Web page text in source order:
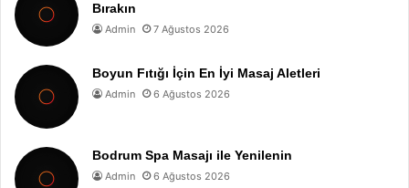
Bırakın
Admin 7 Ağustos 2026
Boyun Fıtığı İçin En İyi Masaj Aletleri
Admin 6 Ağustos 2026
Bodrum Spa Masajı ile Yenilenin
Admin 6 Ağustos 2026